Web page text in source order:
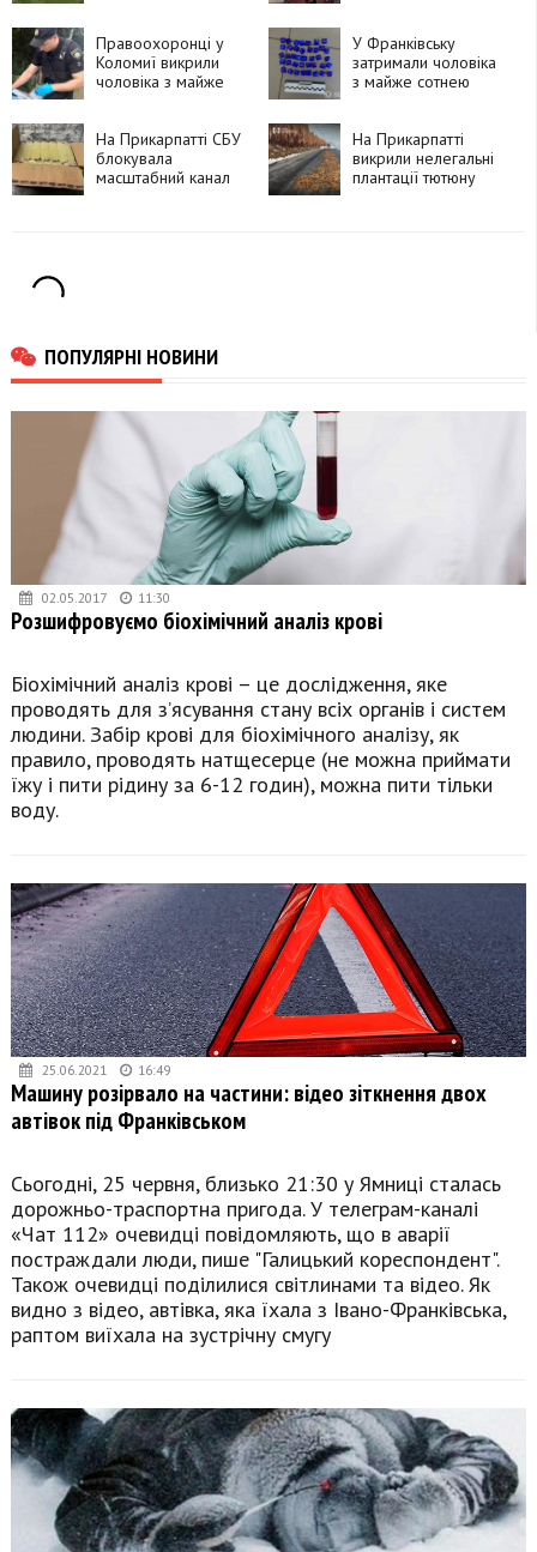
Прикарпатті
Правоохоронці у
Коломиї викрили
чоловіка з майже
У Франківську
затримали чоловіка
з майже сотнею
На Прикарпатті СБУ
блокувала
масштабний канал
На Прикарпатті
викрили нелегальні
плантації тютюну
ПОПУЛЯРНІ НОВИНИ
02.05.2017 11:30
Розшифровуємо біохімічний аналіз крові
Біохімічний аналіз крові – це дослідження, яке
проводять для з’ясування стану всіх органів і систем
людини. Забір крові для біохімічного аналізу, як
правило, проводять натщесерце (не можна приймати
їжу і пити рідину за 6-12 годин), можна пити тільки
воду.
25.06.2021 16:49
Машину розірвало на частини: відео зіткнення двох
автівок під Франківськом
Сьогодні, 25 червня, близько 21:30 у Ямниці сталась
дорожньо-траспортна пригода. У телеграм-каналі
«Чат 112» очевидці повідомляють, що в аварії
постраждали люди, пише "Галицький кореспондент".
Також очевидці поділилися світлинами та відео. Як
видно з відео, автівка, яка їхала з Івано-Франківська,
раптом виїхала на зустрічну смугу